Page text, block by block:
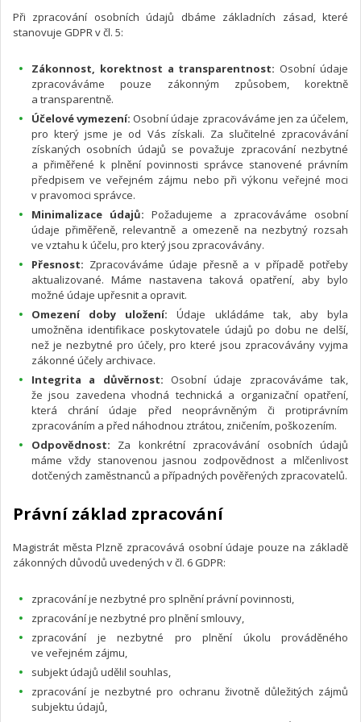
Při zpracování osobních údajů dbáme základních zásad, které
stanovuje GDPR v čl. 5:
Zákonnost, korektnost a transparentnost: Osobní údaje
zpracováváme pouze zákonným způsobem, korektně
a transparentně.
Účelové vymezení: Osobní údaje zpracováváme jen za účelem,
pro který jsme je od Vás získali. Za slučitelné zpracovávání
získaných osobních údajů se považuje zpracování nezbytné
a přiměřené k plnění povinnosti správce stanovené právním
předpisem ve veřejném zájmu nebo při výkonu veřejné moci
v pravomoci správce.
Minimalizace údajů: Požadujeme a zpracováváme osobní
údaje přiměřeně, relevantně a omezeně na nezbytný rozsah
ve vztahu k účelu, pro který jsou zpracovávány.
Přesnost: Zpracováváme údaje přesně a v případě potřeby
aktualizované. Máme nastavena taková opatření, aby bylo
možné údaje upřesnit a opravit.
Omezení doby uložení: Údaje ukládáme tak, aby byla
umožněna identifikace poskytovatele údajů po dobu ne delší,
než je nezbytné pro účely, pro které jsou zpracovávány vyjma
zákonné účely archivace.
Integrita a důvěrnost: Osobní údaje zpracováváme tak,
že jsou zavedena vhodná technická a organizační opatření,
která chrání údaje před neoprávněným či protiprávním
zpracováním a před náhodnou ztrátou, zničením, poškozením.
Odpovědnost: Za konkrétní zpracovávání osobních údajů
máme vždy stanovenou jasnou zodpovědnost a mlčenlivost
dotčených zaměstnanců a případných pověřených zpracovatelů.
Právní základ zpracování
Magistrát města Plzně zpracovává osobní údaje pouze na základě
zákonných důvodů uvedených v čl. 6 GDPR:
zpracování je nezbytné pro splnění právní povinnosti,
zpracování je nezbytné pro plnění smlouvy,
zpracování je nezbytné pro plnění úkolu prováděného
ve veřejném zájmu,
subjekt údajů udělil souhlas,
zpracování je nezbytné pro ochranu životně důležitých zájmů
subjektu údajů,